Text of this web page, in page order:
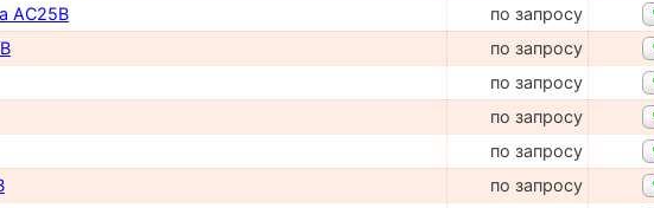
AC25B
по запросу
по запросу
по запросу
по запросу
по запросу
по запросу